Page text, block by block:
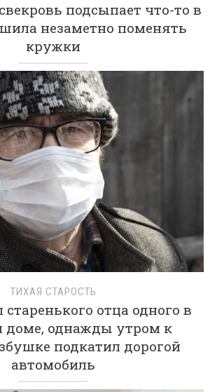
подсыпает что-то в
незаметно поменять
кружки
ТИХАЯ СТАРОСТЬ
отца одного в
доме, однажды утром к
подкатил дорогой
автомобиль